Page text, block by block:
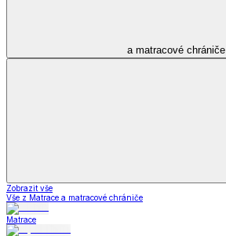
a matracové chrániče
Zobrazit vše
Vše z Matrace a matracové chrániče
Matrace